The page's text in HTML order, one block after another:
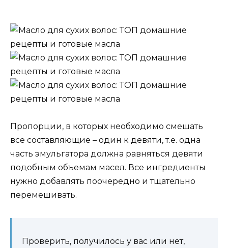
Пропорции, в которых необходимо смешать
все составляющие – один к девяти, т.е. одна
часть эмульгатора должна равняться девяти
подобным объемам масел. Все ингредиенты
нужно добавлять поочередно и тщательно
перемешивать.
Проверить, получилось у вас или нет,